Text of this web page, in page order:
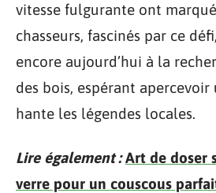
vitesse fulgurante ont
chasseurs, fascinés par ce
encore aujourd’hui à la
des bois, espérant
hante les légendes locales.
Lire également : Art de doser
verre pour un couscous